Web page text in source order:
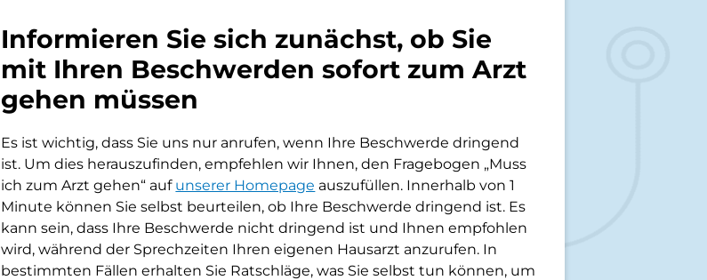
Informieren Sie sich zunächst, ob Sie
mit Ihren Beschwerden sofort zum Arzt
gehen müssen
Es ist wichtig, dass Sie uns nur anrufen, wenn Ihre Beschwerde dringend
ist. Um dies herauszufinden, empfehlen wir Ihnen, den Fragebogen „Muss
ich zum Arzt gehen“ auf unserer Homepage auszufüllen. Innerhalb von 1
Minute können Sie selbst beurteilen, ob Ihre Beschwerde dringend ist. Es
kann sein, dass Ihre Beschwerde nicht dringend ist und Ihnen empfohlen
wird, während der Sprechzeiten Ihren eigenen Hausarzt anzurufen. In
bestimmten Fällen erhalten Sie Ratschläge, was Sie selbst tun können, um